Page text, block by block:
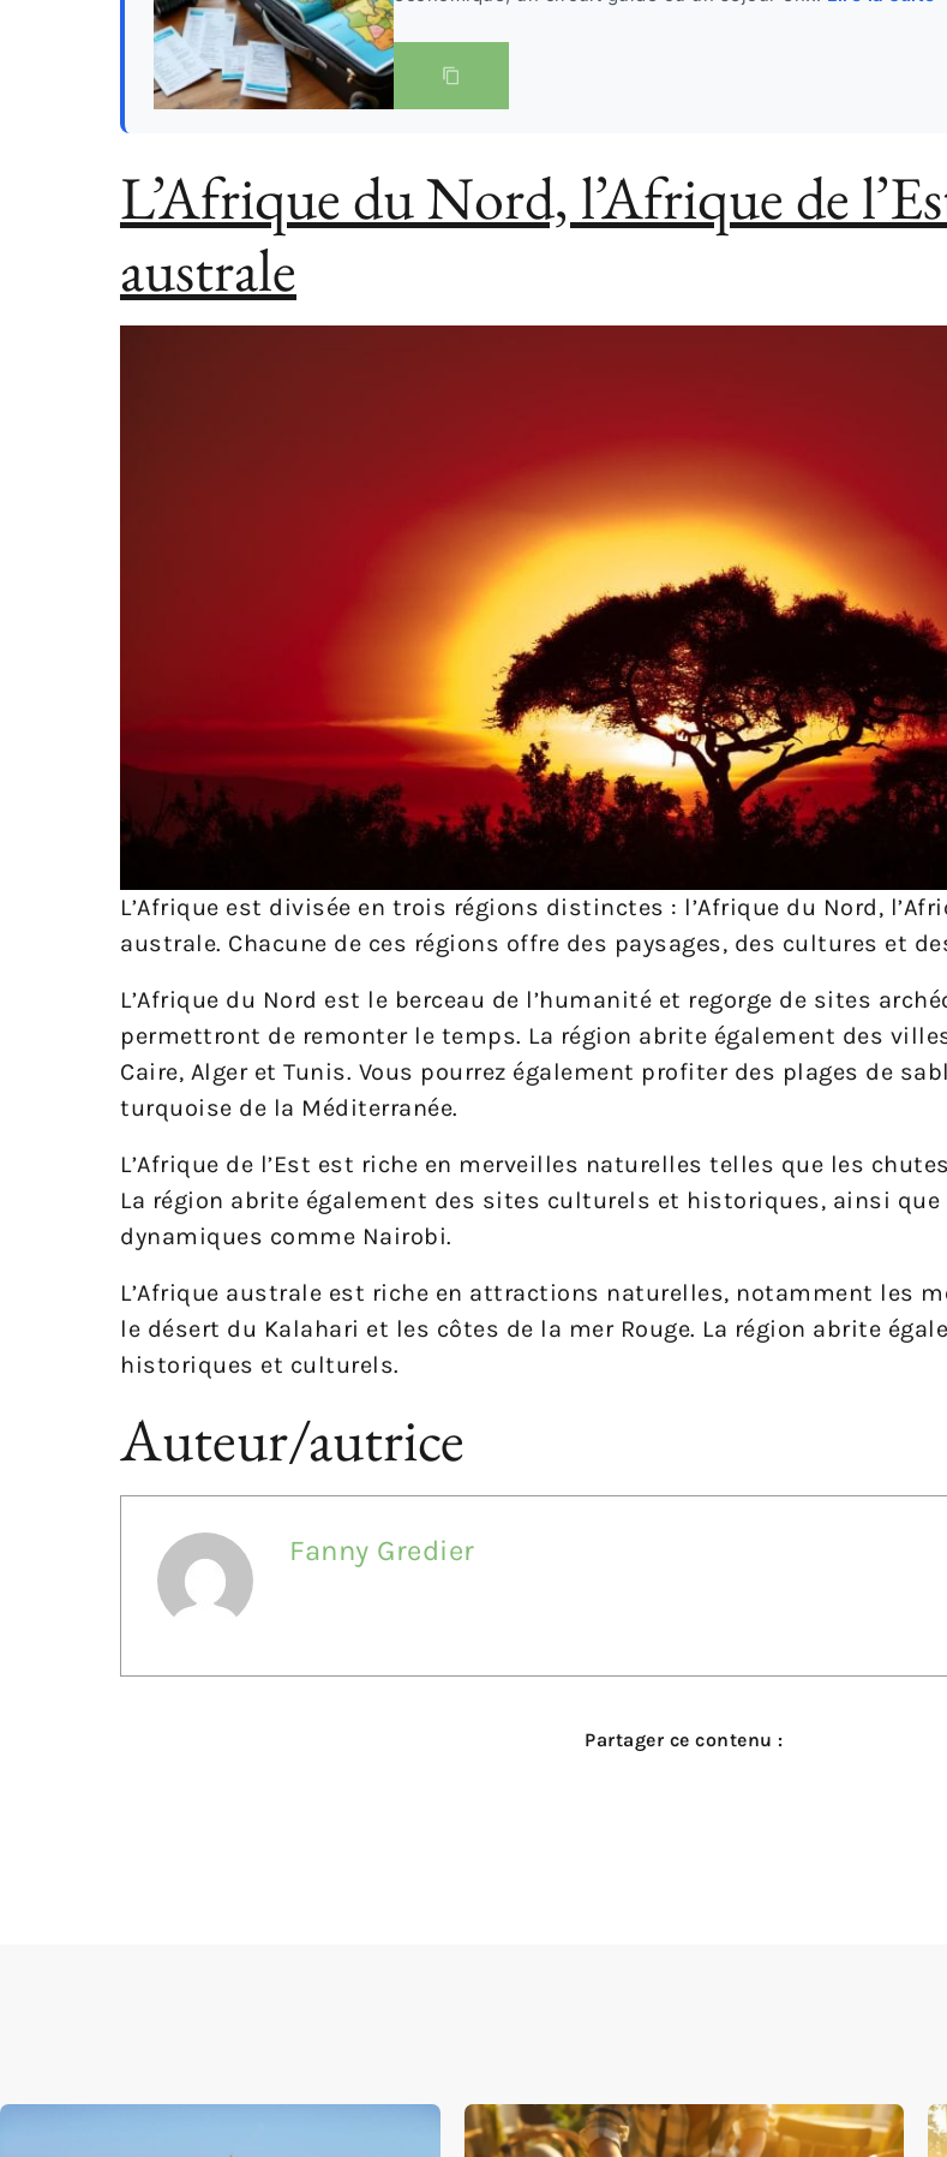
L’Afrique du Nord, l’Afrique de
australe
L’Afrique est divisée en trois régions distinctes : l’Afrique du Nord,
australe. Chacune de ces régions offre des paysages, des cultures et
L’Afrique du Nord est le berceau de l’humanité et regorge de sites
permettront de remonter le temps. La région abrite également des
Caire, Alger et Tunis. Vous pourrez également profiter des plages de
turquoise de la Méditerranée.
L’Afrique de l’Est est riche en merveilles naturelles telles que les
La région abrite également des sites culturels et historiques, ainsi
dynamiques comme Nairobi.
L’Afrique australe est riche en attractions naturelles, notamment les
le désert du Kalahari et les côtes de la mer Rouge. La région abrite
historiques et culturels.
Auteur/autrice
Fanny Gredier
Partager ce contenu :